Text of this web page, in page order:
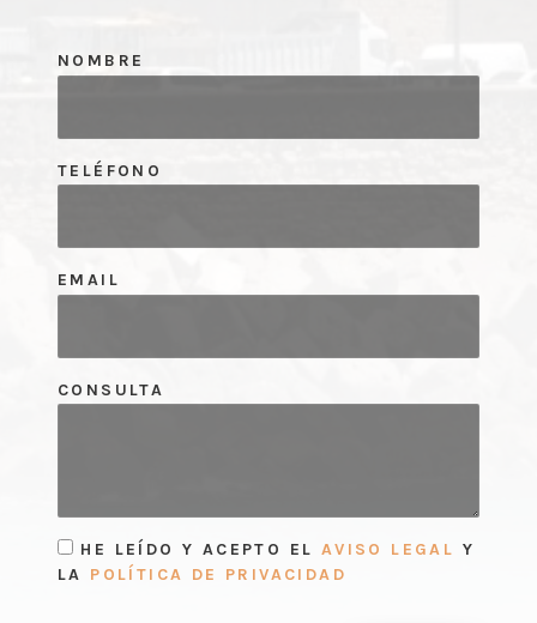
NOMBRE
TELÉFONO
EMAIL
CONSULTA
HE LEÍDO Y ACEPTO EL AVISO LEGAL Y
LA POLÍTICA DE PRIVACIDAD